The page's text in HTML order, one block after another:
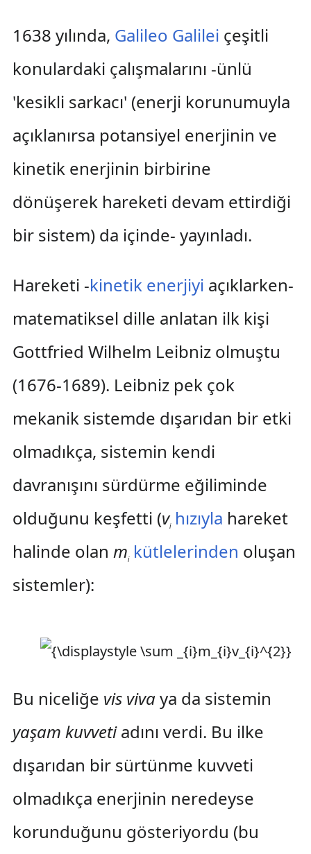
1638 yılında, Galileo Galilei çeşitli
konulardaki çalışmalarını -ünlü
'kesikli sarkacı' (enerji korunumuyla
açıklanırsa potansiyel enerjinin ve
kinetik enerjinin birbirine
dönüşerek hareketi devam ettirdiği
bir sistem) da içinde- yayınladı.
Hareketi -kinetik enerjiyi açıklarken-
matematiksel dille anlatan ilk kişi
Gottfried Wilhelm Leibniz olmuştu
(1676-1689). Leibniz pek çok
mekanik sistemde dışarıdan bir etki
olmadıkça, sistemin kendi
davranışını sürdürme eğiliminde
olduğunu keşfetti (vi hızıyla hareket
halinde olan mi kütlelerinden oluşan
sistemler):
Bu niceliğe vis viva ya da sistemin
yaşam kuvvetiadını verdi. Bu ilke
dışarıdan bir sürtünme kuvveti
olmadıkça enerjinin neredeyse
korunduğunu gösteriyordu (bu